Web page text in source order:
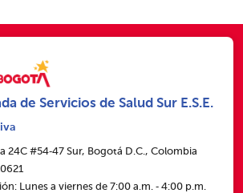
de Servicios de Salud Sur E.S.E.
24C #54‑47 Sur, Bogotá D.C., Colombia
Lunes a viernes de 7:00 a.m. ‑ 4:00 p.m.